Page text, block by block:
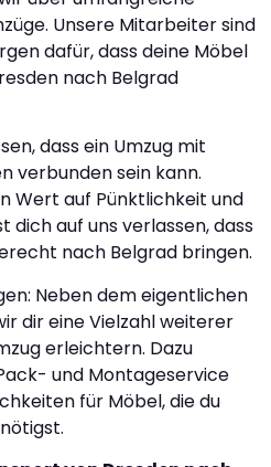
Unsere Mitarbeiter sind
dafür, dass deine Möbel
nach Belgrad
dass ein Umzug mit
verbunden sein kann.
Wert auf Pünktlichkeit und
dich auf uns verlassen, dass
nach Belgrad bringen.
Neben dem eigentlichen
dir eine Vielzahl weiterer
erleichtern. Dazu
und Montageservice
für Möbel, die du